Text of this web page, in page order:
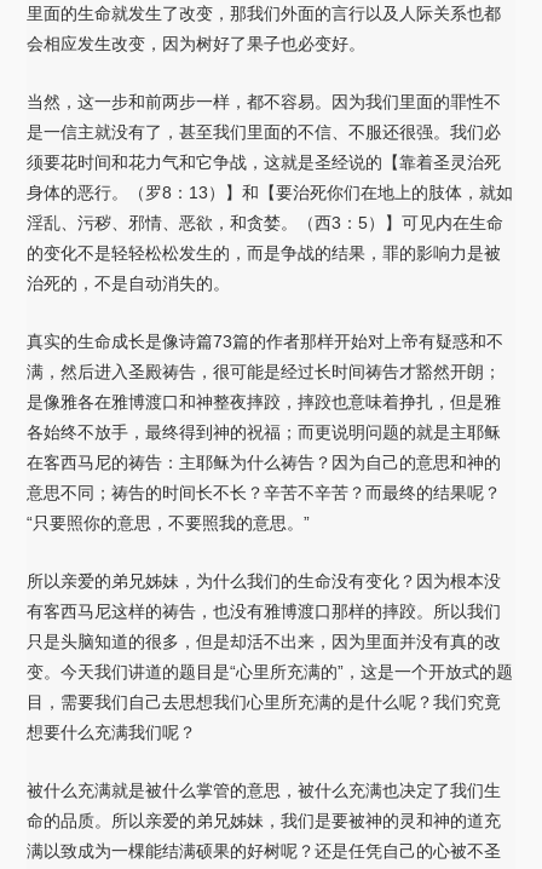
里面的生命就发生了改变，那我们外面的言行以及人际关系也都
会相应发生改变，因为树好了果子也必变好。
当然，这一步和前两步一样，都不容易。因为我们里面的罪性不
是一信主就没有了，甚至我们里面的不信、不服还很强。我们必
须要花时间和花力气和它争战，这就是圣经说的【靠着圣灵治死
身体的恶行。（罗8：13）】和【要治死你们在地上的肢体，就如
淫乱、污秽、邪情、恶欲，和贪婪。（西3：5）】可见内在生命
的变化不是轻轻松松发生的，而是争战的结果，罪的影响力是被
治死的，不是自动消失的。
真实的生命成长是像诗篇73篇的作者那样开始对上帝有疑惑和不
满，然后进入圣殿祷告，很可能是经过长时间祷告才豁然开朗；
是像雅各在雅博渡口和神整夜摔跤，摔跤也意味着挣扎，但是雅
各始终不放手，最终得到神的祝福；而更说明问题的就是主耶稣
在客西马尼的祷告：主耶稣为什么祷告？因为自己的意思和神的
意思不同；祷告的时间长不长？辛苦不辛苦？而最终的结果呢？
“只要照你的意思，不要照我的意思。”
所以亲爱的弟兄姊妹，为什么我们的生命没有变化？因为根本没
有客西马尼这样的祷告，也没有雅博渡口那样的摔跤。所以我们
只是头脑知道的很多，但是却活不出来，因为里面并没有真的改
变。今天我们讲道的题目是“心里所充满的”，这是一个开放式的题
目，需要我们自己去思想我们心里所充满的是什么呢？我们究竟
想要什么充满我们呢？
被什么充满就是被什么掌管的意思，被什么充满也决定了我们生
命的品质。所以亲爱的弟兄姊妹，我们是要被神的灵和神的道充
满以致成为一棵能结满硕果的好树呢？还是任凭自己的心被不圣